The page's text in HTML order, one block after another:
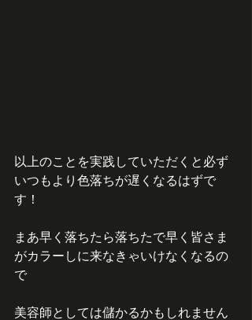
以上のことを実践していただくと必ず
いつもより色落ちが遅くなるはずで
す！
まあ早く落ちたら落ちたで早く皆さま
がカラーしに来なきゃいけなくなるの
で
美容師としては儲かるかもしれません